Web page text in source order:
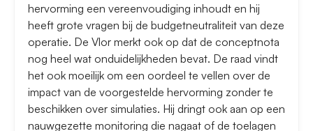
hervorming een vereenvoudiging inhoudt en hij
heeft grote vragen bij de budgetneutraliteit van deze
operatie. De Vlor merkt ook op dat de conceptnota
nog heel wat onduidelijkheden bevat. De raad vindt
het ook moeilijk om een oordeel te vellen over de
impact van de voorgestelde hervorming zonder te
beschikken over simulaties. Hij dringt ook aan op een
nauwgezette monitoring die nagaat of de toelagen